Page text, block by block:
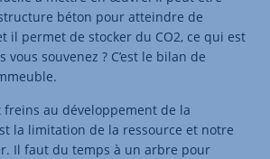
béton pour atteindre de
il permet de stocker du CO2, ce qui est
vous souvenez ? C’est le bilan de
freins au développement de la
la limitation de la ressource et notre
Il faut du temps à un arbre pour